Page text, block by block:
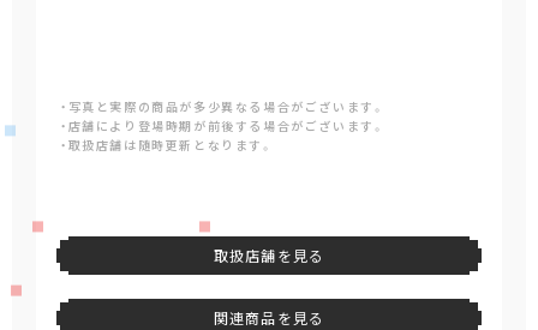
・写真と実際の商品が多少異なる場合がございます。
・店舗により登場時期が前後する場合がございます。
・取扱店舗は随時更新となります。
取扱店舗を見る
関連商品を見る